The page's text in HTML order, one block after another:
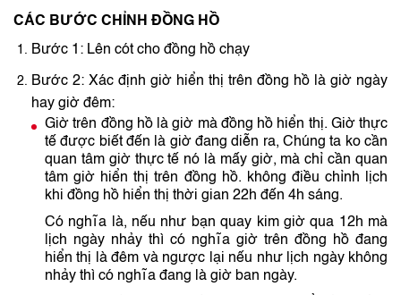
CÁC BƯỚC CHỈNH ĐỒNG HỒ
Bước 1: Lên cót cho đồng hồ chạy
Bước 2: Xác định giờ hiển thị trên đồng hồ là giờ ngày
hay giờ đêm:
Giờ trên đồng hồ là giờ mà đồng hồ hiển thị. Giờ thực
tế được biết đến là giờ đang diễn ra, Chúng ta ko cần
quan tâm giờ thực tế nó là mấy giờ, mà chỉ cần quan
tâm giờ hiển thị trên đồng hồ. không điều chỉnh lịch
khi đồng hồ hiển thị thời gian 22h đến 4h sáng.
Có nghĩa là, nếu như bạn quay kim giờ qua 12h mà
lịch ngày nhảy thì có nghĩa giờ trên đồng hồ đang
hiển thị là đêm và ngược lại nếu như lịch ngày không
nhảy thì có nghĩa đang là giờ ban ngày.